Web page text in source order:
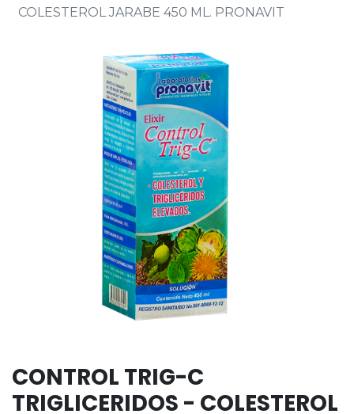
COLESTEROL JARABE 450 ML. PRONAVIT
CONTROL TRIG-C
TRIGLICERIDOS - COLESTEROL